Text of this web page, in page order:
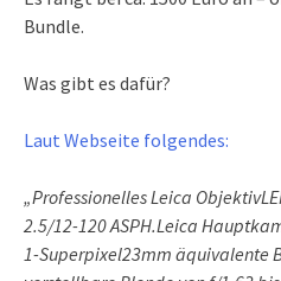
Bundle.
Was gibt es dafür?
Laut Webseite folgendes:
„Professionelles Leica
2.5/12-120 ASPH.Leica
1-Superpixel23mm äquivalente